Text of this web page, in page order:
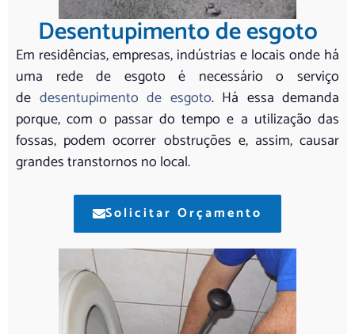
Desentupimento de esgoto
Em residências, empresas, indústrias e locais onde há
uma rede de esgoto é necessário o serviço
de desentupimento de esgoto. Há essa demanda
porque, com o passar do tempo e a utilização das
fossas, podem ocorrer obstruções e, assim, causar
grandes transtornos no local.
Solicitar Orçamento